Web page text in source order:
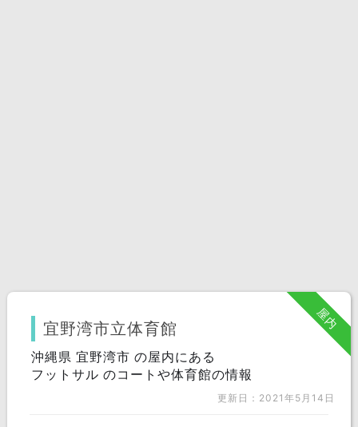
屋内
宜野湾市立体育館
沖縄県 宜野湾市 の屋内にある
フットサル のコートや体育館の情報
更新日：2021年5月14日